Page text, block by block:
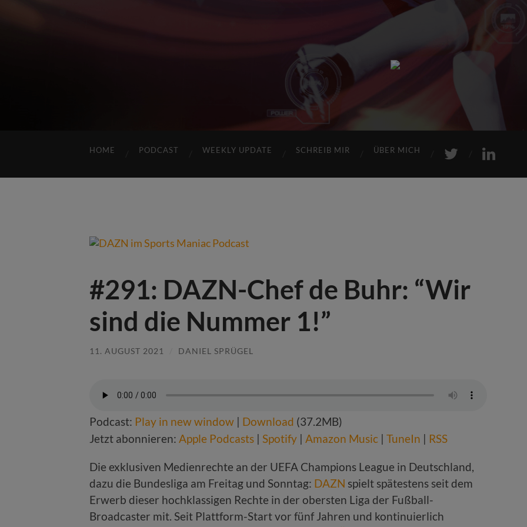
HOME PODCAST WEEKLY UPDATE SCHREIB MIR ÜBER MICH
#291: DAZN-Chef de Buhr: “Wir
sind die Nummer 1!”
11. AUGUST 2021 DANIEL SPRÜGEL
Podcast: Play in new window | Download (37.2MB)
Jetzt abonnieren: Apple Podcasts | Spotify | Amazon Music | TuneIn | RSS
Die exklusiven Medienrechte an der UEFA Champions League in Deutschland,
dazu die Bundesliga am Freitag und Sonntag: DAZN spielt spätestens seit dem
Erwerb dieser hochklassigen Rechte in der obersten Liga der Fußball-
Broadcaster mit. Seit Plattform-Start vor fünf Jahren und kontinuierlich